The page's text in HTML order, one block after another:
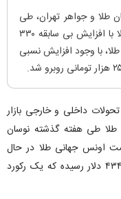
طلا و جواهر تهران، طی
هفته گذشته و تا ظهر جمعه اونس جهانی طلا با افزایش بی سابقه ۳۳۰
داخلی طلا، با وجود افزایش نسبی
داخلی و خارجی بازار
طلا طی هفته گذشته نوسان
اونس جهانی طلا در حال
حاضر (ظهر جمعه) با افزایش ۳۳۰ دلاری به ۴۳۴۷ دلار رسیده که یک رکورد